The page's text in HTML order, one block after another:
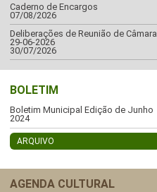
Caderno de Encargos
07/08/2026
Deliberações de Reunião de Câmara
29-06-2026
30/07/2026
BOLETIM
Boletim Municipal Edição de Junho
2024
ARQUIVO
AGENDA CULTURAL